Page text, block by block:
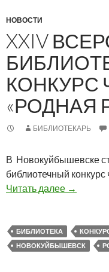
НОВОСТИ
XXIV
КОНКУРС
«РОДНАЯ
БИБЛИОТЕКАРЬ
В Новокуйбышевске
библиотечный конкурс
Читать далее XXIV
→
БИБЛИОТЕКА
НОВОКУЙБЫШЕВСК